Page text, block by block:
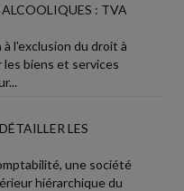
: TVA
l'exclusion du droit à
biens et services
LES
une société
hiérarchique du